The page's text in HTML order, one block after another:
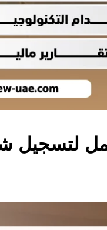
لتسجيل